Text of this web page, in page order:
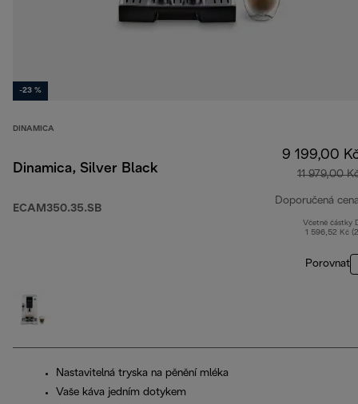
-23 %
DINAMICA
Dinamica, Silver Black
ECAM350.35.SB
9 199,00
11 979,00
Doporučená
Včetně částky
1 596,52 Kč
Porovnat
Nastavitelná tryska na pěnění mléka
Vaše káva jedním dotykem